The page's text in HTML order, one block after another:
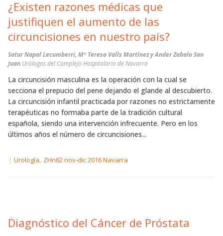
¿Existen razones médicas que
justifiquen el aumento de las
circuncisiones en nuestro país?
Satur Napal Lecumberri, Mª Teresa Valls Martínez y Ander Zabalo San
Juan Urólogos del Complejo Hospitalario de Navarra
La circuncisión masculina es la operación con la cual se
secciona el prepucio del pene dejando el glande al descubierto.
La circuncisión infantil practicada por razones no estrictamente
terapéuticas no formaba parte de la tradición cultural
española, siendo una intervención infrecuente. Pero en los
últimos años el número de circuncisiones...
| Urología, ZHn62 nov-dic 2016 Navarra
Diagnóstico del Cáncer de Próstata